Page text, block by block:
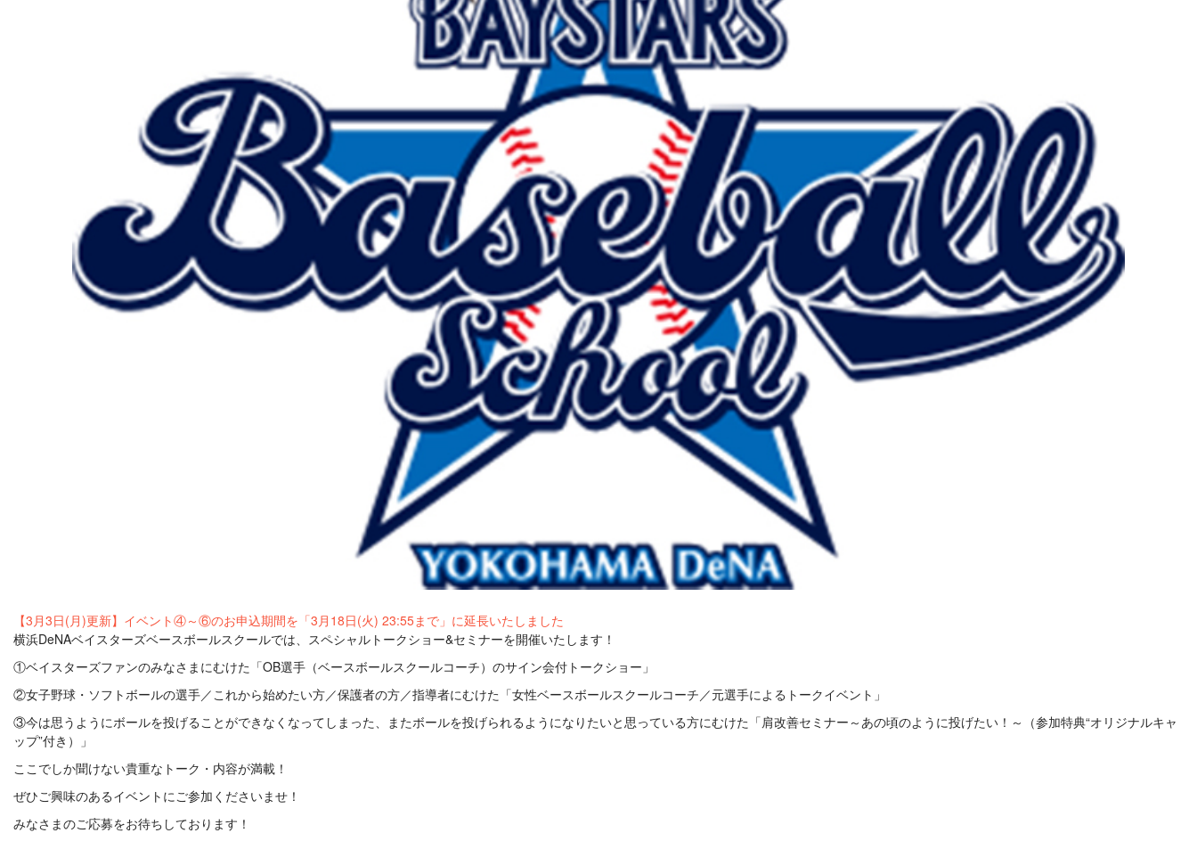
【3月3日(月)更新】イベント④～⑥のお申込期間を「3月18日(火) 23:55まで」に延長いたしました
横浜DeNAベイスターズベースボールスクールでは、スペシャルトークショー&セミナーを開催いたします！
①ベイスターズファンのみなさまにむけた「OB選手（ベースボールスクールコーチ）のサイン会付トークショー」
②女子野球・ソフトボールの選手／これから始めたい方／保護者の方／指導者にむけた「女性ベースボールスクールコーチ／元選手によるトークイベント」
③今は思うようにボールを投げることができなくなってしまった、またボールを投げられるようになりたいと思っている方にむけた「肩改善セミナー～あの頃のように投げたい！～（参加特典“オリジナルキャ
ップ”付き）」
ここでしか聞けない貴重なトーク・内容が満載！
ぜひご興味のあるイベントにご参加くださいませ！
みなさまのご応募をお待ちしております！